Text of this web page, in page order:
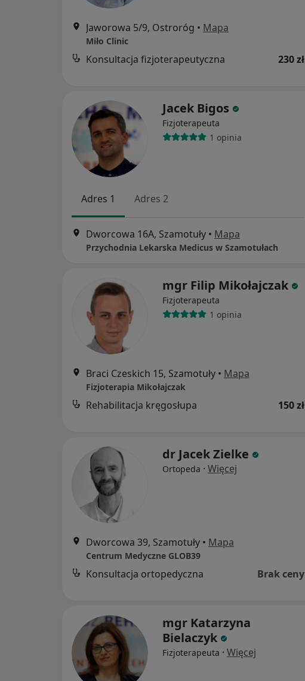
Jaworowa 5/9, Ostroróg • Mapa
Miło Clinic
Konsultacja fizjoterapeutyczna 230 zł
Jacek Bigos
Fizjoterapeuta
1 opinia
Adres 1 Adres 2
Dworcowa 16A, Szamotuły • Mapa
Przychodnia Lekarska Medicus w Szamotułach
mgr Filip Mikołajczak
Fizjoterapeuta
1 opinia
Braci Czeskich 15, Szamotuły • Mapa
Fizjoterapia Mikołajczak
Rehabilitacja kręgosłupa 150 zł
dr Jacek Zielke
Ortopeda · Więcej
Dworcowa 39, Szamotuły • Mapa
Centrum Medyczne GLOB39
Konsultacja ortopedyczna Brak ceny
mgr Katarzyna
Bielaczyk
Fizjoterapeuta · Więcej